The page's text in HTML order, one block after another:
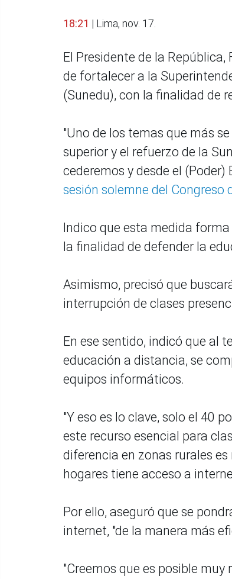
18:21 | Lima, nov. 17.
El Presidente de la
de fortalecer a la
(Sunedu), con la finalidad de
"Uno de los temas que más
superior y el refuerzo de la
cederemos y desde el
sesión solemne del Congreso
Indico que esta medida
la finalidad de defender la
Asimismo, precisó que
interrupción de clases
En ese sentido, indicó que al
educación a distancia, se
equipos informáticos.
"Y eso es lo clave, solo el 40
este recurso esencial para
diferencia en zonas rurales
hogares tiene acceso a
Por ello, aseguró que se
internet, "de la manera más
"Creemos que es posible